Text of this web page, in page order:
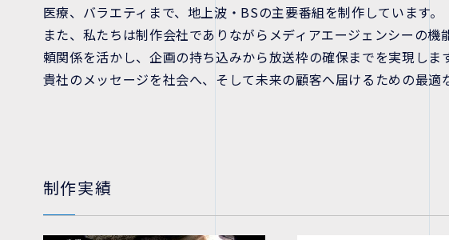
医療、バラエティまで、地上波・BSの主要番組を制作しています。
また、私たちは制作会社でありながらメディアエージェンシーの
頼関係を活かし、企画の持ち込みから放送枠の確保までを実現します
貴社のメッセージを社会へ、そして未来の顧客へ届けるための最適
制作実績